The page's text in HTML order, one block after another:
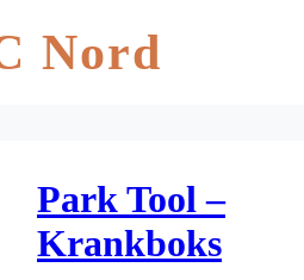
Nord
Park Tool –
Krankboks